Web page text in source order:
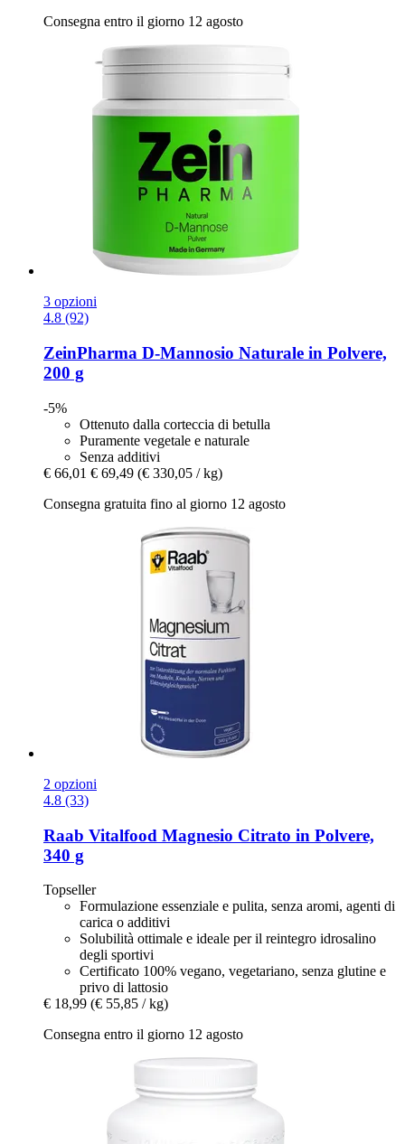
Consegna entro il giorno 12 agosto
3 opzioni
4.8 (92)
ZeinPharma D-​Mannosio Naturale in Polvere,
200 g
-5%
Ottenuto dalla corteccia di betulla
Puramente vegetale e naturale
Senza additivi
€ 66,01 € 69,49 (€ 330,05 / kg)
Consegna gratuita fino al giorno 12 agosto
2 opzioni
4.8 (33)
Raab Vitalfood Magnesio Citrato in Polvere,
340 g
Topseller
Formulazione essenziale e pulita, senza aromi, agenti di
carica o additivi
Solubilità ottimale e ideale per il reintegro idrosalino
degli sportivi
Certificato 100% vegano, vegetariano, senza glutine e
privo di lattosio
€ 18,99 (€ 55,85 / kg)
Consegna entro il giorno 12 agosto